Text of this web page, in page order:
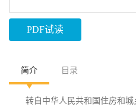
PDF试读
简介 目录
转自中华人民共和国住房和